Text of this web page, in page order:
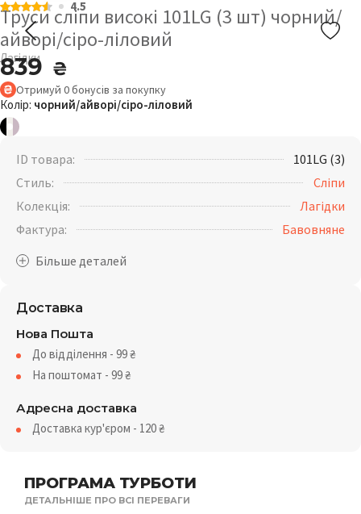
4.5
Труси сліпи високі 101LG (3 шт) чорний/
айворі/сіро-ліловий
Лагідки
839 ₴
Отримуй 0бонусів за покупку
Колір: чорний/айворі/сіро-ліловий
ПРОГРАМА ТУРБОТИ
ДЕТАЛЬНІШЕ ПРО ВСІ ПЕРЕВАГИ
ID товара:
101LG (3)
Стиль:
Сліпи
Колекція:
Лагідки
Фактура:
Бавовняне
Доставка
Нова Пошта
До відділення - 99₴
На поштомат - 99₴
Адресна доставка
Доставка кур'єром - 120₴